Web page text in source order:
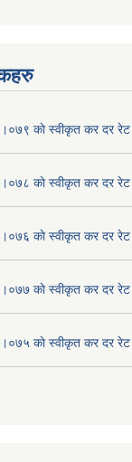
काे स्वीकृत कर दर रेट
काे स्वीकृत कर दर रेट
काे स्वीकृत कर दर रेट
काे स्वीकृत कर दर रेट
काे स्वीकृत कर दर रेट